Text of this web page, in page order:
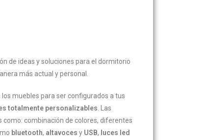
de ideas y soluciones para el dormitorio
más actual y personal.
muebles para ser configurados a tus
totalmente personalizables. Las
combinación de colores, diferentes
bluetooth, altavoces y USB, luces led